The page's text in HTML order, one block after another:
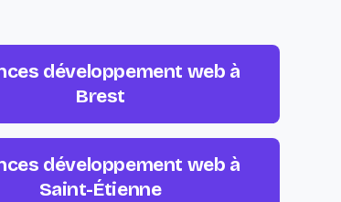
développement web à
Brest
développement web à
Saint-Étienne